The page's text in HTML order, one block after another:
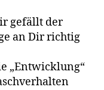
gefällt der
an Dir richtig
„Entwicklung“